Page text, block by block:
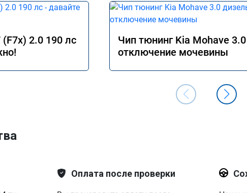
2.0 190 лс
Чип тюнинг Kia Mohave
отключение мочевины
Оплата после проверки